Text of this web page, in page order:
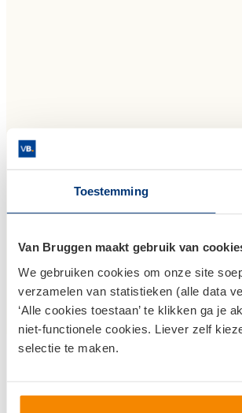
Toestemming
Van Bruggen maakt gebruik van
We gebruiken cookies om onze site
verzamelen van statistieken (alle data
‘Alle cookies toestaan’ te klikken ga je
niet-functionele cookies. Liever zelf
selectie te maken.
Over Van Bruggen in